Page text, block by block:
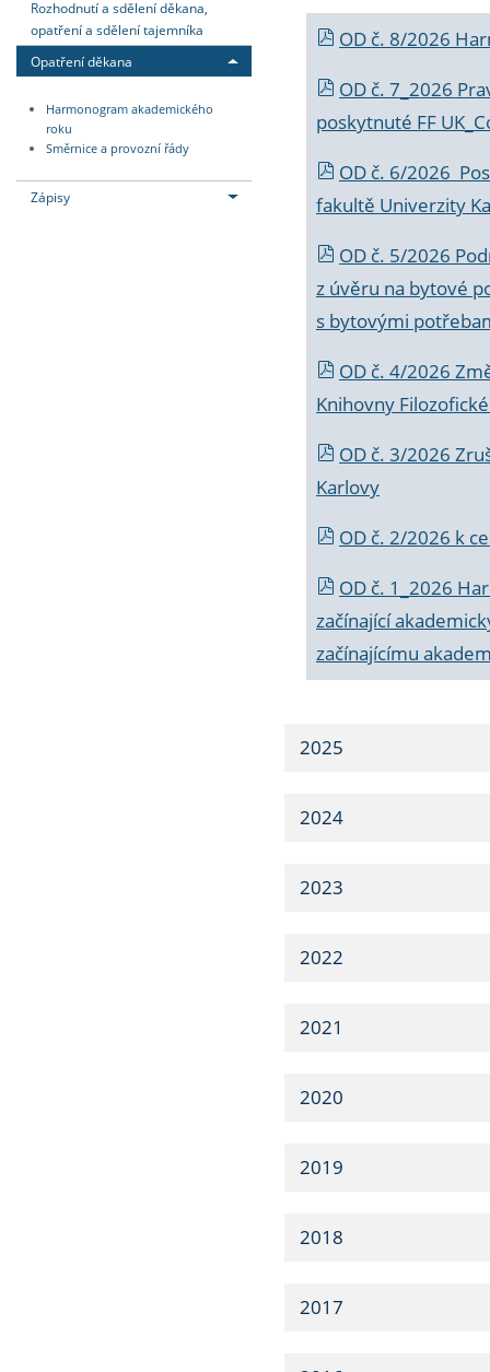
Rozhodnutí a sdělení děkana,
opatření a sdělení tajemníka
Opatření děkana
Harmonogram akademického
roku
Směrnice a provozní řády
Zápisy
OD č. 8/2026
OD č. 7_2026
poskytnuté FF
OD č. 6/2026
fakultě Univerzity
OD č. 5/2026
z úvěru na bytové
s bytovými
OD č. 4/2026
Knihovny
OD č. 3/2026
Karlovy
OD č. 2/2026 k
OD č. 1_2026
začínající
začínajícímu
2025
2024
2023
2022
2021
2020
2019
2018
2017